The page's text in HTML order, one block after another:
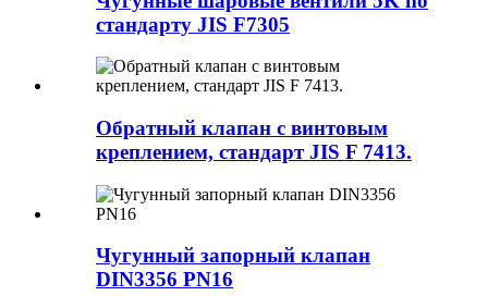
стандарту JIS F7305
Обратный клапан с винтовым
креплением, стандарт JIS F 7413.
Чугунный запорный клапан
DIN3356 PN16